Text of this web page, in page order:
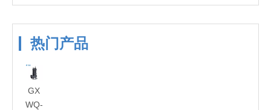
热门产品
GX
WQ-